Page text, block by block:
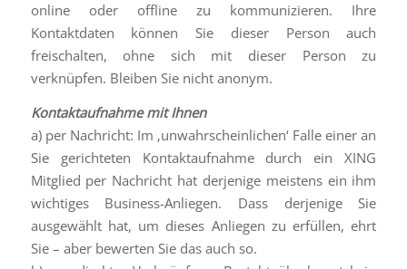
online oder offline zu kommunizieren. Ihre
Kontaktdaten können Sie dieser Person auch
freischalten, ohne sich mit dieser Person zu
verknüpfen. Bleiben Sie nicht anonym.
Kontaktaufnahmemit Ihnen
a) per Nachricht: Im ‚unwahrscheinlichen‘ Falle einer an
Sie gerichteten Kontaktaufnahme durch ein XING
Mitglied per Nachricht hat derjenige meistens ein ihm
wichtiges Business-Anliegen. Dass derjenige Sie
ausgewählt hat, um dieses Anliegen zu erfüllen, ehrt
Sie – aber bewerten Sie das auch so.